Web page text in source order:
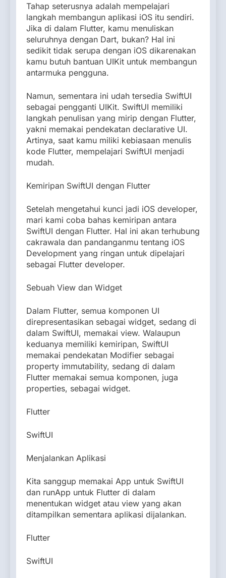
Tahap seterusnya adalah mempelajari
langkah membangun aplikasi iOS itu sendiri.
Jika di dalam Flutter, kamu menuliskan
seluruhnya dengan Dart, bukan? Hal ini
sedikit tidak serupa dengan iOS dikarenakan
kamu butuh bantuan UIKit untuk membangun
antarmuka pengguna.
Namun, sementara ini udah tersedia SwiftUI
sebagai pengganti UIKit. SwiftUI memiliki
langkah penulisan yang mirip dengan Flutter,
yakni memakai pendekatan declarative UI.
Artinya, saat kamu miliki kebiasaan menulis
kode Flutter, mempelajari SwiftUI menjadi
mudah.
Kemiripan SwiftUI dengan Flutter
Setelah mengetahui kunci jadi iOS developer,
mari kami coba bahas kemiripan antara
SwiftUI dengan Flutter. Hal ini akan terhubung
cakrawala dan pandanganmu tentang iOS
Development yang ringan untuk dipelajari
sebagai Flutter developer.
Sebuah View dan Widget
Dalam Flutter, semua komponen UI
direpresentasikan sebagai widget, sedang di
dalam SwiftUI, memakai view. Walaupun
keduanya memiliki kemiripan, SwiftUI
memakai pendekatan Modifier sebagai
property immutability, sedang di dalam
Flutter memakai semua komponen, juga
properties, sebagai widget.
Flutter
SwiftUI
Menjalankan Aplikasi
Kita sanggup memakai App untuk SwiftUI
dan runApp untuk Flutter di dalam
menentukan widget atau view yang akan
ditampilkan sementara aplikasi dijalankan.
Flutter
SwiftUI